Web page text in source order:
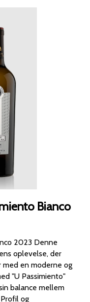
Bianco
2023 Denne
oplevelse, der
en moderne og
balance mellem